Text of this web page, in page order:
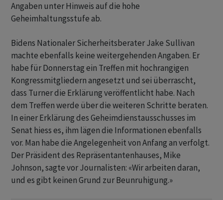
Angaben unter Hinweis auf die hohe
Geheimhaltungsstufe ab.
Bidens Nationaler Sicherheitsberater Jake Sullivan
machte ebenfalls keine weitergehenden Angaben. Er
habe für Donnerstag ein Treffen mit hochrangigen
Kongressmitgliedern angesetzt und sei überrascht,
dass Turner die Erklärung veröffentlicht habe. Nach
dem Treffen werde über die weiteren Schritte beraten.
In einer Erklärung des Geheimdienstausschusses im
Senat hiess es, ihm lägen die Informationen ebenfalls
vor. Man habe die Angelegenheit von Anfang an verfolgt.
Der Präsident des Repräsentantenhauses, Mike
Johnson, sagte vor Journalisten: «Wir arbeiten daran,
und es gibt keinen Grund zur Beunruhigung.»